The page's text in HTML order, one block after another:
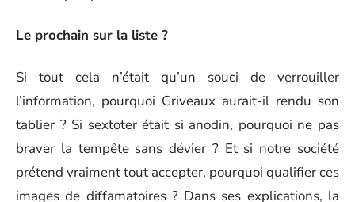
Le prochain sur la liste ?
Si tout cela n’était qu’un souci de verrouiller
l’information, pourquoi Griveaux aurait-il rendu son
tablier ? Si sextoter était si anodin, pourquoi ne pas
braver la tempête sans dévier ? Et si notre société
prétend vraiment tout accepter, pourquoi qualifier ces
images de diffamatoires ? Dans ses explications, la